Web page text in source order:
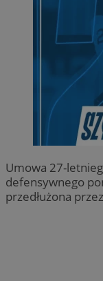
Umowa 27-
defensywnego
przedłużona